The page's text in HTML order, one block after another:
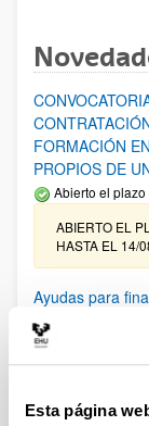
Esta página
FORMACIÓN
PROPIOS DE
Abierto el
ABIERTO EL
HASTA EL 14/
Ayudas para
infraestructura
UPV/EHU 2026
Trámite abierto
25/03/2026:
solicitudes